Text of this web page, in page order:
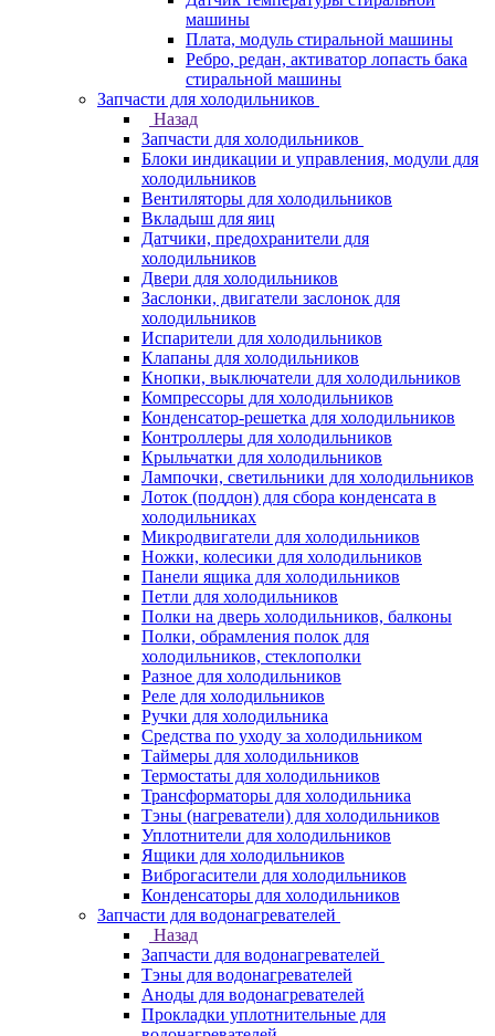
машины
Плата, модуль стиральной машины
Ребро, редан, активатор лопасть бака
стиральной машины
Запчасти для холодильников
Назад
Запчасти для холодильников
Блоки индикации и управления, модули для
холодильников
Вентиляторы для холодильников
Вкладыш для яиц
Датчики, предохранители для
холодильников
Двери для холодильников
Заслонки, двигатели заслонок для
холодильников
Испарители для холодильников
Клапаны для холодильников
Кнопки, выключатели для холодильников
Компрессоры для холодильников
Конденсатор-решетка для холодильников
Контроллеры для холодильников
Крыльчатки для холодильников
Лампочки, светильники для холодильников
Лоток (поддон) для сбора конденсата в
холодильниках
Микродвигатели для холодильников
Ножки, колесики для холодильников
Панели ящика для холодильников
Петли для холодильников
Полки на дверь холодильников, балконы
Полки, обрамления полок для
холодильников, стеклополки
Разное для холодильников
Реле для холодильников
Ручки для холодильника
Средства по уходу за холодильником
Таймеры для холодильников
Термостаты для холодильников
Трансформаторы для холодильника
Тэны (нагреватели) для холодильников
Уплотнители для холодильников
Ящики для холодильников
Виброгасители для холодильников
Конденсаторы для холодильников
Запчасти для водонагревателей
Назад
Запчасти для водонагревателей
Тэны для водонагревателей
Аноды для водонагревателей
Прокладки уплотнительные для